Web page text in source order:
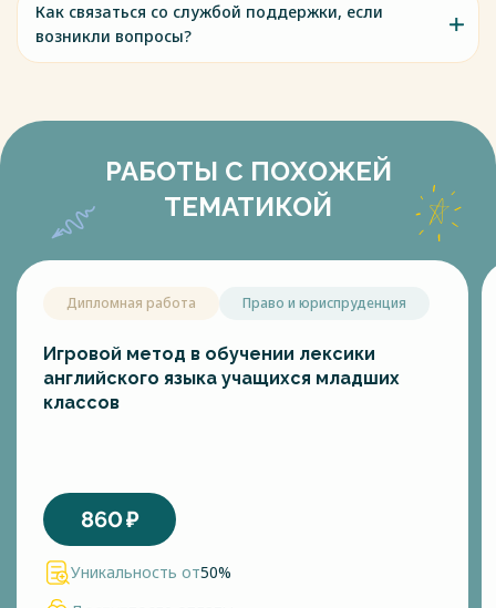
Как связаться со службой поддержки, если
возникли вопросы?
РАБОТЫ С ПОХОЖЕЙ
ТЕМАТИКОЙ
Дипломная работа Право и юриспруденция
Игровой метод в обучении лексики
английского языка учащихся младших
классов
860₽
Уникальность от50%